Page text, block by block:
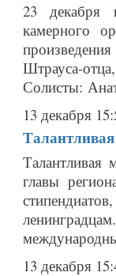
23 декабря
камерного
Штрауса-
Солисты:
13 декабря
Талантливая
главы
13 декабря